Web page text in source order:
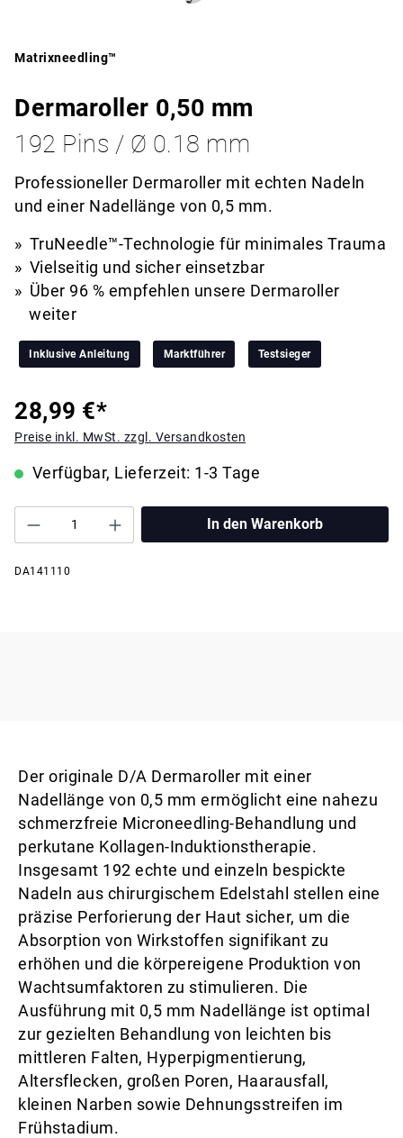
Matrixneedling™
Dermaroller 0,50 mm
192 Pins / Ø 0.18 mm
Professioneller Dermaroller mit echten Nadeln
und einer Nadellänge von 0,5 mm.
TruNeedle™-Technologie für minimales Trauma
Vielseitig und sicher einsetzbar
Über 96 % empfehlen unsere Dermaroller
weiter
Inklusive Anleitung Marktführer Testsieger
28,99 €*
Preise inkl. MwSt. zzgl. Versandkosten
Verfügbar, Lieferzeit: 1-3 Tage
In den Warenkorb
DA141110
Der originale D/A Dermaroller mit einer
Nadellänge von 0,5 mm ermöglicht eine nahezu
schmerzfreie Microneedling-Behandlung und
perkutane Kollagen-Induktionstherapie.
Insgesamt 192 echte und einzeln bespickte
Nadeln aus chirurgischem Edelstahl stellen eine
präzise Perforierung der Haut sicher, um die
Absorption von Wirkstoffen signifikant zu
erhöhen und die körpereigene Produktion von
Wachtsumfaktoren zu stimulieren. Die
Ausführung mit 0,5 mm Nadellänge ist optimal
zur gezielten Behandlung von leichten bis
mittleren Falten, Hyperpigmentierung,
Altersflecken, großen Poren, Haarausfall,
kleinen Narben sowie Dehnungsstreifen im
Frühstadium.